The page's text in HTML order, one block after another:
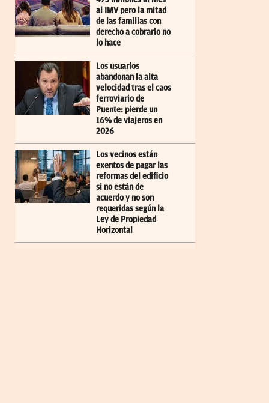
al IMV pero la mitad
de las familias con
derecho a cobrarlo no
lo hace
Los usuarios
abandonan la alta
velocidad tras el caos
ferroviario de
Puente: pierde un
16% de viajeros en
2026
Los vecinos están
exentos de pagar las
reformas del edificio
si no están de
acuerdo y no son
requeridas según la
Ley de Propiedad
Horizontal